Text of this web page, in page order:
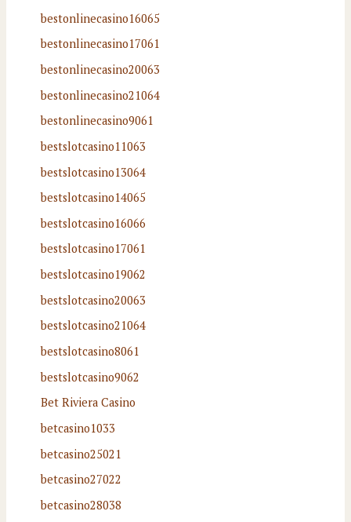
bestonlinecasino16065
bestonlinecasino17061
bestonlinecasino20063
bestonlinecasino21064
bestonlinecasino9061
bestslotcasino11063
bestslotcasino13064
bestslotcasino14065
bestslotcasino16066
bestslotcasino17061
bestslotcasino19062
bestslotcasino20063
bestslotcasino21064
bestslotcasino8061
bestslotcasino9062
Bet Riviera Casino
betcasino1033
betcasino25021
betcasino27022
betcasino28038